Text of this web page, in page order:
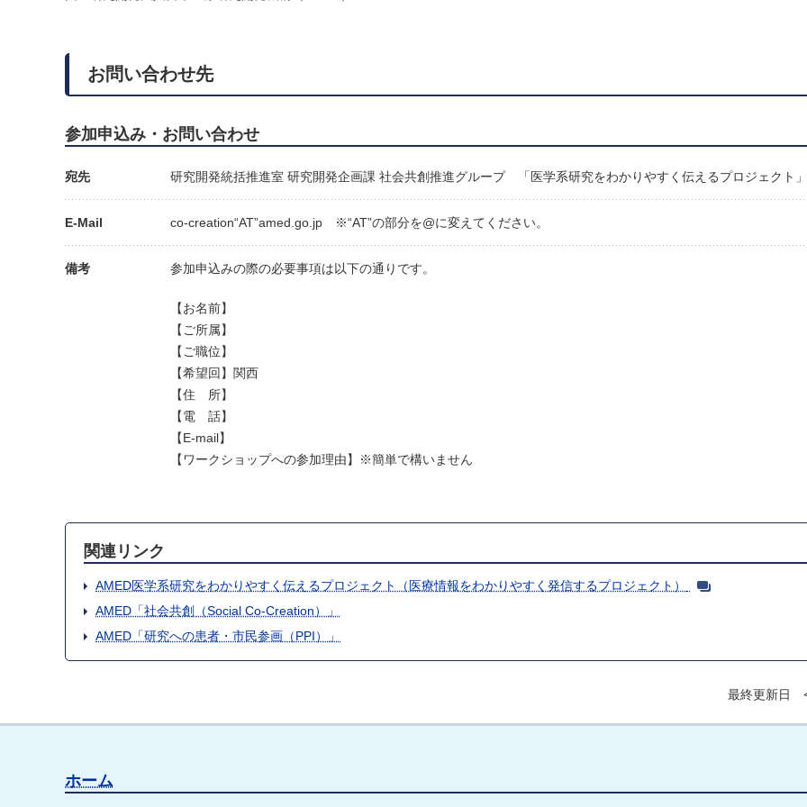
お問い合わせ先
参加申込み・お問い合わせ
宛先 研究開発統括推進室 研究開発企画課 社会共創推進グループ 「医学系研究をわかりやすく伝えるプロジェクト
E-Mail co-creation“AT”amed.go.jp ※“AT”の部分を@に変えてください。
備考 参加申込みの際の必要事項は以下の通りです。
【お名前】
【ご所属】
【ご職位】
【希望回】関西
【住 所】
【電 話】
【E-mail】
【ワークショップへの参加理由】※簡単で構いません
関連リンク
AMED医学系研究をわかりやすく伝えるプロジェクト（医療情報をわかりやすく発信するプロジェクト）
AMED「社会共創（Social Co-Creation）」
AMED「研究への患者・市民参画（PPI）」
最終更新日
ホーム